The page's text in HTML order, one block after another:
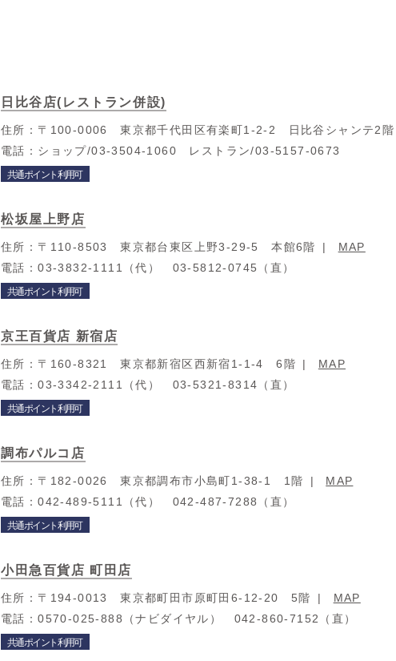
日比谷店(レストラン併設)
住所： 〒100-0006 東京都千代田区有楽町1-2-2 日比谷シャンテ2階
電話： ショップ/03-3504-1060 レストラン/03-5157-0673
共通ポイント利用可
松坂屋上野店
住所： 〒110-8503 東京都台東区上野3-29-5 本館6階
MAP
電話：03-3832-1111（代） 03-5812-0745（直）
共通ポイント利用可
京王百貨店 新宿店
住所： 〒160-8321 東京都新宿区西新宿1-1-4 6階
MAP
電話：03-3342-2111（代） 03-5321-8314（直）
共通ポイント利用可
調布パルコ店
住所： 〒182-0026 東京都調布市小島町1-38-1 1階
MAP
電話：042-489-5111（代） 042-487-7288（直）
共通ポイント利用可
小田急百貨店 町田店
住所： 〒194-0013 東京都町田市原町田6-12-20 5階
MAP
電話：0570-025-888（ナビダイヤル） 042-860-7152（直）
共通ポイント利用可